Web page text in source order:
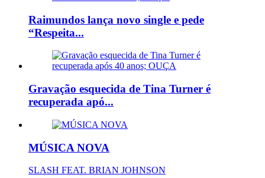
Raimundos lança novo single e pede
“Respeita...
Gravação esquecida de Tina Turner é
recuperada apó...
MÚSICA NOVA
SLASH FEAT. BRIAN JOHNSON